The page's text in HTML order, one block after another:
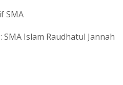
SMA
SMA Islam Raudhatul Jannah